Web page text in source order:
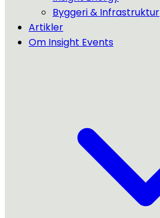
Byggeri & Infrastruktur
Artikler
Om Insight Events